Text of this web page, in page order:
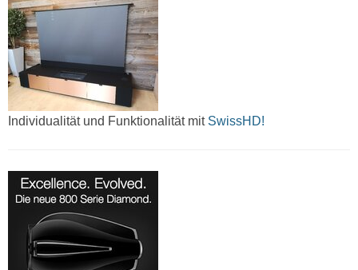
Individualität und Funktionalität mitSwissHD!